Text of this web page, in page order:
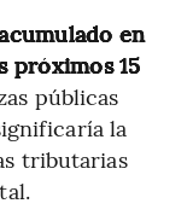
en
próximos 15
públicas
la
tributarias